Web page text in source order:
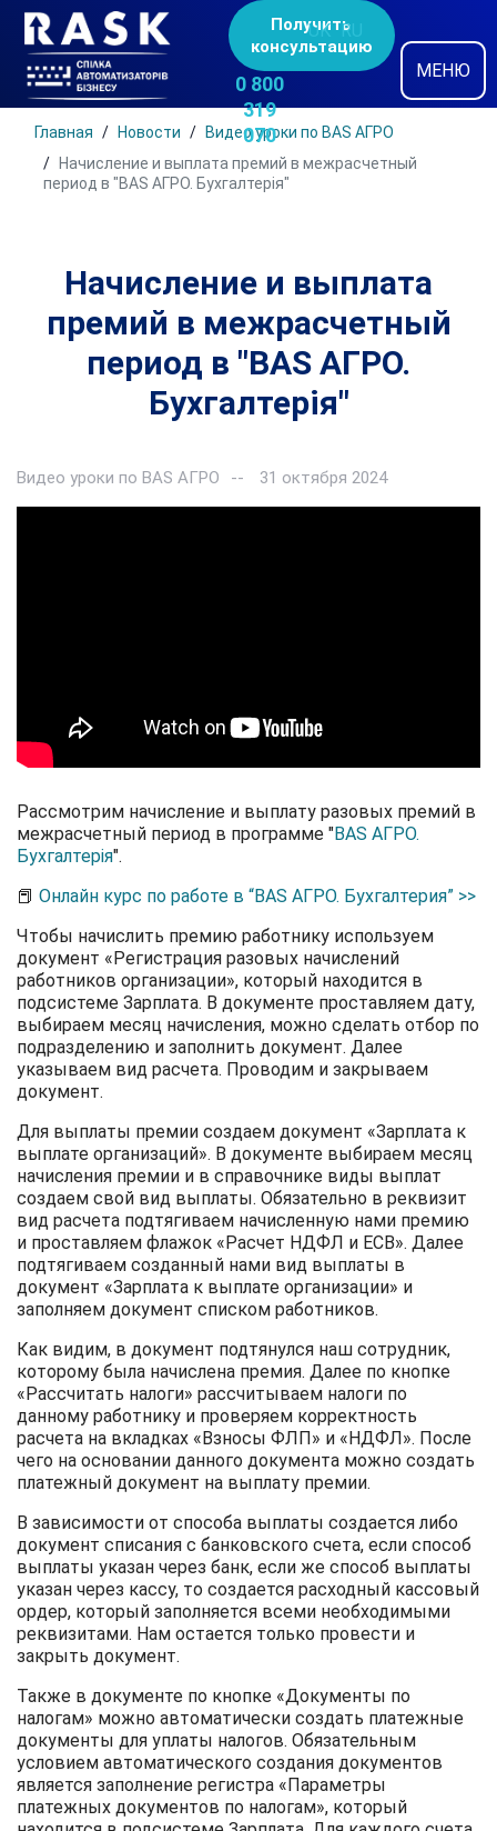
Получить
консультацию
0 800
319
070
UK RU
МЕНЮ
Главная Новости
Видео уроки по BAS АГРО
Начисление и выплата премий в межрасчетный
период в "BAS АГРО. Бухгалтерія"
Начисление и выплата
премий в межрасчетный
период в "BAS АГРО.
Бухгалтерія"
Видео уроки по BAS АГРО 31 октября 2024
Рассмотрим начисление и выплату разовых премий в
межрасчетный период в программе "BAS АГРО.
Бухгалтерія".
📕 Онлайн курс по работе в “BAS АГРО. Бухгалтерия” >>
Чтобы начислить премию работнику используем
документ «Регистрация разовых начислений
работников организации», который находится в
подсистеме Зарплата. В документе проставляем дату,
выбираем месяц начисления, можно сделать отбор по
подразделению и заполнить документ. Далее
указываем вид расчета. Проводим и закрываем
документ.
Для выплаты премии создаем документ «Зарплата к
выплате организаций». В документе выбираем месяц
начисления премии и в справочнике виды выплат
создаем свой вид выплаты. Обязательно в реквизит
вид расчета подтягиваем начисленную нами премию
и проставляем флажок «Расчет НДФЛ и ЕСВ». Далее
подтягиваем созданный нами вид выплаты в
документ «Зарплата к выплате организации» и
заполняем документ списком работников.
Как видим, в документ подтянулся наш сотрудник,
которому была начислена премия. Далее по кнопке
«Рассчитать налоги» рассчитываем налоги по
данному работнику и проверяем корректность
расчета на вкладках «Взносы ФЛП» и «НДФЛ». После
чего на основании данного документа можно создать
платежный документ на выплату премии.
В зависимости от способа выплаты создается либо
документ списания с банковского счета, если способ
выплаты указан через банк, если же способ выплаты
указан через кассу, то создается расходный кассовый
ордер, который заполняется всеми необходимыми
реквизитами. Нам остается только провести и
закрыть документ.
Также в документе по кнопке «Документы по
налогам» можно автоматически создать платежные
документы для уплаты налогов. Обязательным
условием автоматического создания документов
является заполнение регистра «Параметры
платежных документов по налогам», который